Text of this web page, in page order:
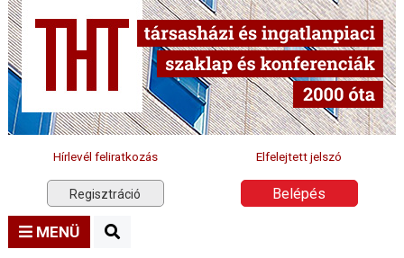
Hírlevél feliratkozás Elfelejtett jelszó
Regisztráció Belépés
MENÜ